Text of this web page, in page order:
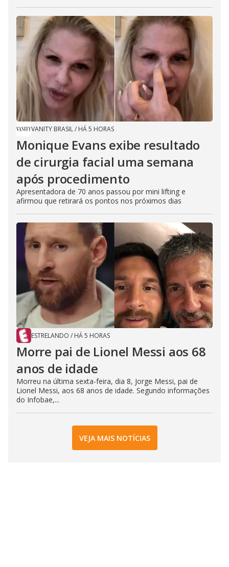
VANITY BRASIL/ HÁ 5 HORAS
Monique Evans exibe resultado
de cirurgia facial uma semana
após procedimento
Apresentadora de 70 anos passou por mini lifting e
afirmou que retirará os pontos nos próximos dias
ESTRELANDO / HÁ 5 HORAS
Morre pai de Lionel Messi aos 68
anos de idade
Morreu na última sexta-feira, dia 8, Jorge Messi, pai de
Lionel Messi, aos 68 anos de idade. Segundo informações
do Infobae,...
VEJA MAIS NOTÍCIAS